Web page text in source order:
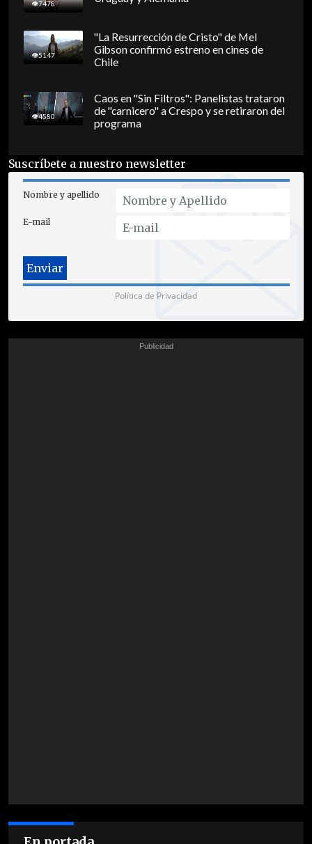
7478
5147
"La Resurrección de Cristo" de Mel
Gibson confirmó estreno en cines de
Chile
4580
Caos en "Sin Filtros": Panelistas trataron
de "carnicero" a Crespo y se retiraron del
programa
Suscríbete a nuestro newsletter
Nombre y apellido
E-mail
Política de Privacidad